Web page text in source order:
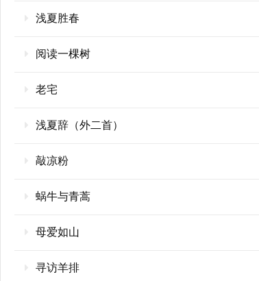
浅夏胜春
阅读一棵树
老宅
浅夏辞（外二首）
敲凉粉
蜗牛与青蒿
母爱如山
寻访羊排